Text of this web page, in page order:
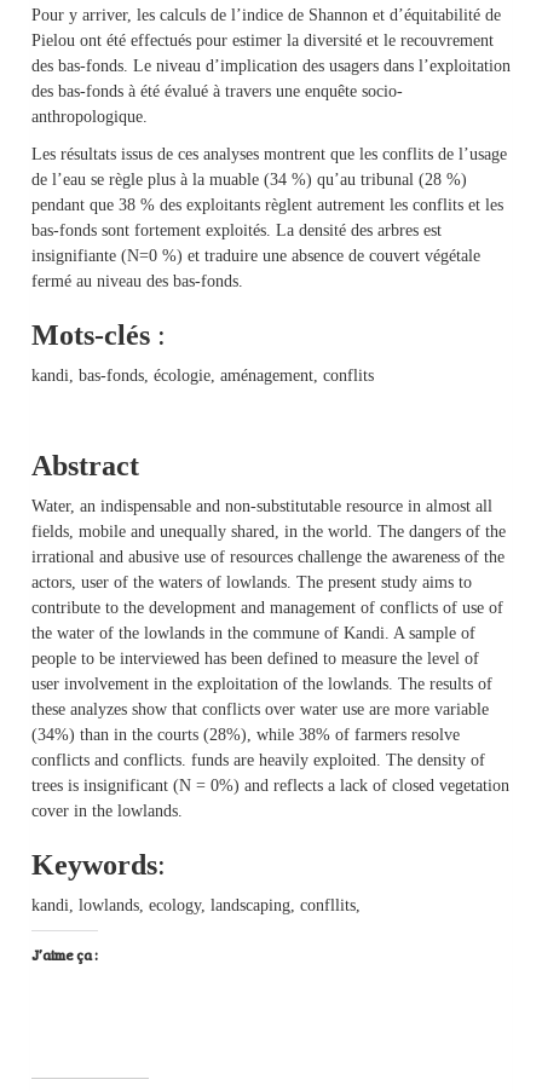
Pour y arriver, les calculs de l’indice de Shannon et d’équitabilité de
Pielou ont été effectués pour estimer la diversité et le recouvrement
des bas-fonds. Le niveau d’implication des usagers dans l’exploitation
des bas-fonds à été évalué à travers une enquête socio-
anthropologique.
Les résultats issus de ces analyses montrent que les conflits de l’usage
de l’eau se règle plus à la muable (34 %) qu’au tribunal (28 %)
pendant que 38 % des exploitants règlent autrement les conflits et les
bas-fonds sont fortement exploités. La densité des arbres est
insignifiante (N=0 %) et traduire une absence de couvert végétale
fermé au niveau des bas-fonds.
Mots-clés :
kandi, bas-fonds, écologie, aménagement, conflits
Abstract
Water, an indispensable and non-substitutable resource in almost all
fields, mobile and unequally shared, in the world. The dangers of the
irrational and abusive use of resources challenge the awareness of the
actors, user of the waters of lowlands. The present study aims to
contribute to the development and management of conflicts of use of
the water of the lowlands in the commune of Kandi. A sample of
people to be interviewed has been defined to measure the level of
user involvement in the exploitation of the lowlands. The results of
these analyzes show that conflicts over water use are more variable
(34%) than in the courts (28%), while 38% of farmers resolve
conflicts and conflicts. funds are heavily exploited. The density of
trees is insignificant (N = 0%) and reflects a lack of closed vegetation
cover in the lowlands.
Keywords:
kandi, lowlands, ecology, landscaping, confllits,
J’aime ça :